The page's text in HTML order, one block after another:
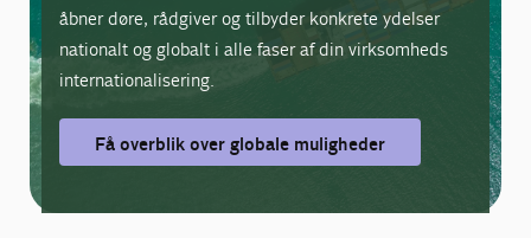
åbner døre, rådgiver og tilbyder konkrete ydelser
nationalt og globalt i alle faser af din virksomheds
internationalisering.
Få overblik over globale muligheder